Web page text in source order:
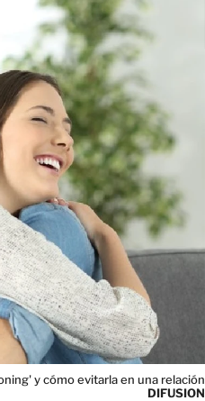
y cómo evitarla en una relación
DIFUSION